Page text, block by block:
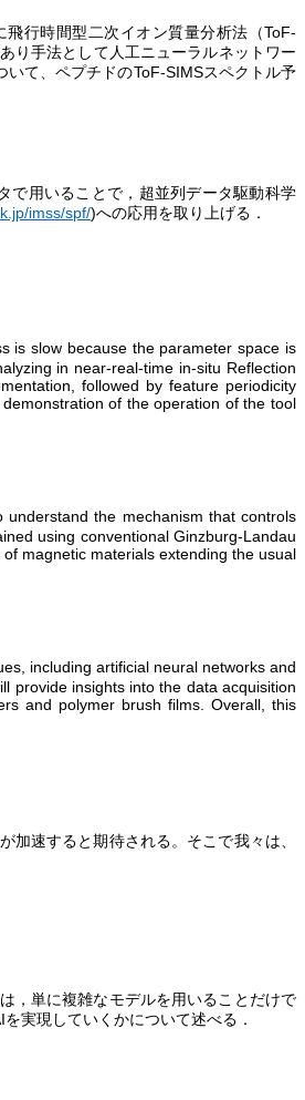
行時間型二次イオン質量分析法（ToF-
り手法として人工ニューラルネットワー
いて、ペプチドのToF-SIMSスペクトル予
で用いることで，超並列データ駆動科学
imss/spf/)への応用を取り上げる．
is slow because the parameter space is
in near-real-time in-situ Reflection
followed by feature periodicity
of the operation of the tool
the mechanism that controls
using conventional Ginzburg-Landau
magnetic materials extending the usual
including artificial neural networks and
provide insights into the data acquisition
and polymer brush films. Overall, this
速すると期待される。そこで我々は、
，単に複雑なモデルを用いることだけで
を実現していくかについて述べる．